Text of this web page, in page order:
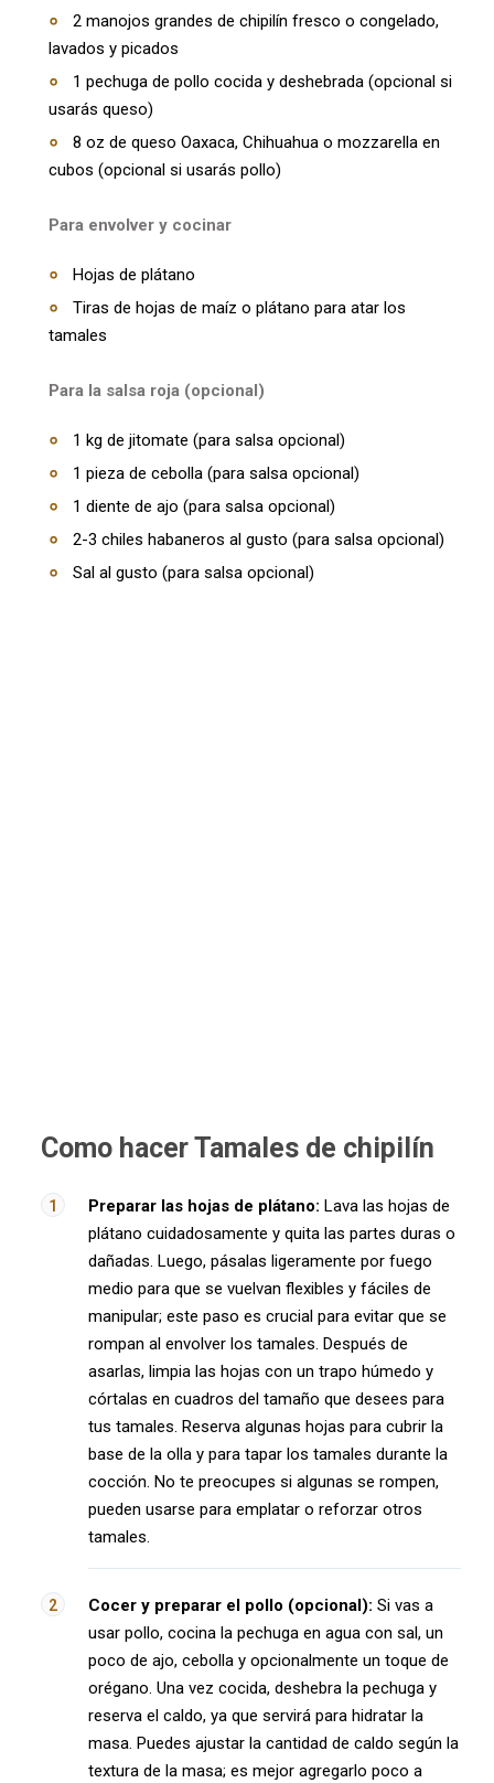
2 manojos grandes de chipilín fresco o congelado,
lavados y picados
1 pechuga de pollo cocida y deshebrada (opcional si
usarás queso)
8 oz de queso Oaxaca, Chihuahua o mozzarella en
cubos (opcional si usarás pollo)
Para envolver y cocinar
Hojas de plátano
Tiras de hojas de maíz o plátano para atar los
tamales
Para la salsa roja (opcional)
1 kg de jitomate (para salsa opcional)
1 pieza de cebolla (para salsa opcional)
1 diente de ajo (para salsa opcional)
2-3 chiles habaneros al gusto (para salsa opcional)
Sal al gusto (para salsa opcional)
Como hacer Tamales de chipilín
Preparar las hojas de plátano: Lava las hojas de
plátano cuidadosamente y quita las partes duras o
dañadas. Luego, pásalas ligeramente por fuego
medio para que se vuelvan flexibles y fáciles de
manipular; este paso es crucial para evitar que se
rompan al envolver los tamales. Después de
asarlas, limpia las hojas con un trapo húmedo y
córtalas en cuadros del tamaño que desees para
tus tamales. Reserva algunas hojas para cubrir la
base de la olla y para tapar los tamales durante la
cocción. No te preocupes si algunas se rompen,
pueden usarse para emplatar o reforzar otros
tamales.
Cocer y preparar el pollo (opcional): Si vas a
usar pollo, cocina la pechuga en agua con sal, un
poco de ajo, cebolla y opcionalmente un toque de
orégano. Una vez cocida, deshebra la pechuga y
reserva el caldo, ya que servirá para hidratar la
masa. Puedes ajustar la cantidad de caldo según la
textura de la masa; es mejor agregarlo poco a